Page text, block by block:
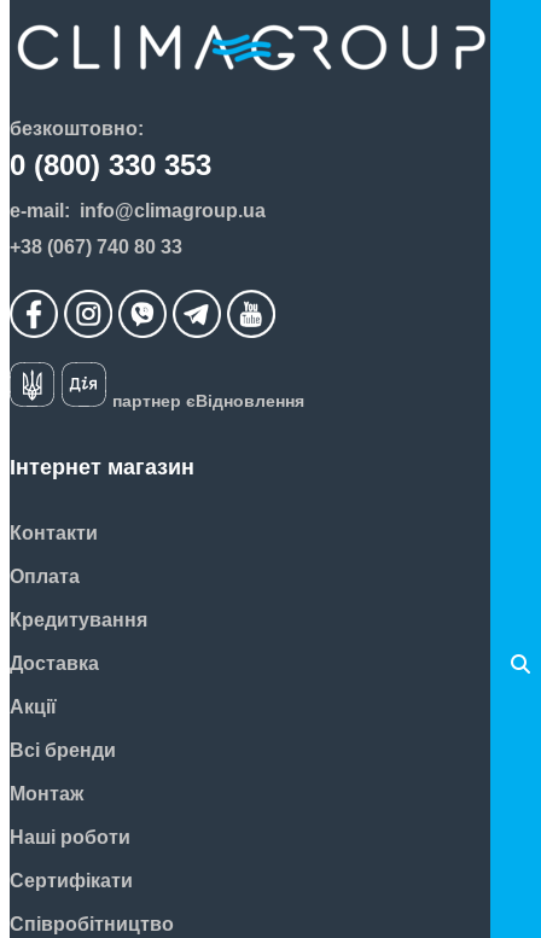
безкоштовно:
0 (800) 330 353
e-mail: info@climagroup.ua
+38 (067) 740 80 33
партнер єВідновлення
Інтернет магазин
Контакти
Оплата
Кредитування
Доставка
Акції
Всі бренди
Монтаж
Наші роботи
Сертифікати
Співробітництво